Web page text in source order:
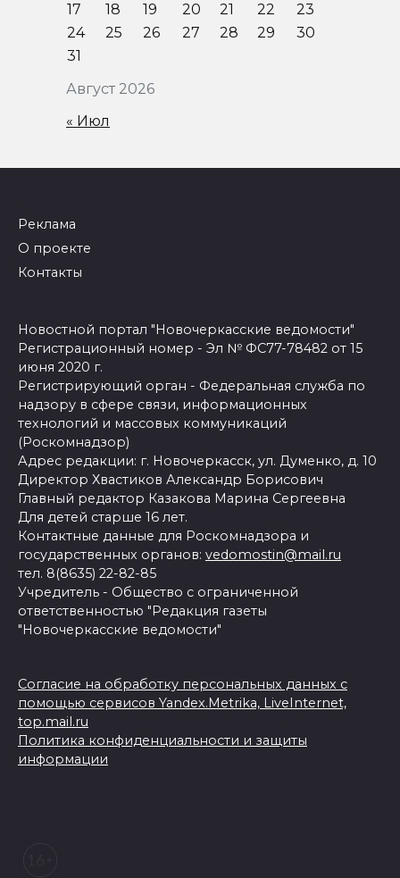
Август 2026
17
18 19 20 21 22
23
24
25 26 27 28 29
30
31
« Июл
Реклама
О проекте
Контакты
Новостной портал "Новочеркасские ведомости"
Регистрационный номер - Эл № ФС77-78482 от 15
июня 2020 г.
Регистрирующий орган - Федеральная служба по
надзору в сфере связи, информационных
технологий и массовых коммуникаций
(Роскомнадзор)
Адрес редакции: г. Новочеркасск, ул. Думенко, д. 10
Директор Хвастиков Александр Борисович
Главный редактор Казакова Марина Сергеевна
Для детей старше 16 лет.
Контактные данные для Роскомнадзора и
государственных органов: vedomostin@mail.ru
тел. 8(8635) 22-82-85
Учредитель - Общество с ограниченной
ответственностью "Редакция газеты
"Новочеркасские ведомости"
Согласие на обработку персональных данных с
помощью сервисов Yandex.Metrika, LiveInternet,
top.mail.ru
Политика конфиденциальности и защиты
информации